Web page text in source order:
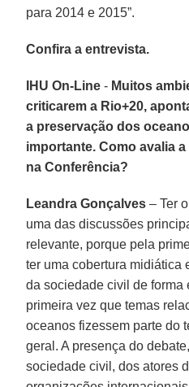
para 2014 e 2015”.
Confira a entrevista.
IHU On-Line - Muitos
criticarem a Rio+20,
a preservação dos
importante. Como avalia
na Conferência?
Leandra Gonçalves – Ter
uma das discussões
relevante, porque pela
ter uma cobertura midiática
da sociedade civil de forma
primeira vez que temas
oceanos fizessem parte do
geral. A presença do
sociedade civil, dos atores